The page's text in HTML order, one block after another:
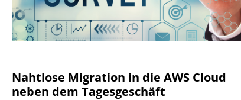
Nahtlose Migration in die AWS Cloud
neben dem Tagesgeschäft